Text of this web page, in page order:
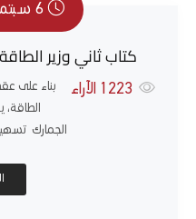
6 سبتمبر، 2013
كتاب ثاني وزير
الآراء
بناء على
الطاقة،
الجمارك